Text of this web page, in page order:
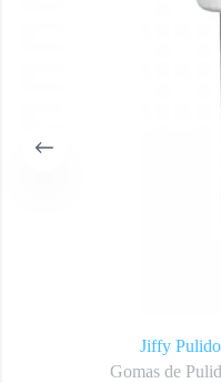
Jiffy
Gomas de